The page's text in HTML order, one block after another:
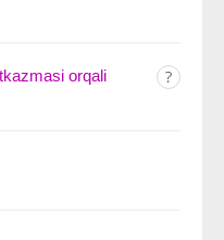
orqali